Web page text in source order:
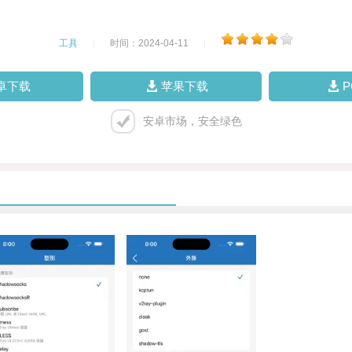
工具 时间：2024-04-11
下载 苹果下载
安卓市场，安全绿色